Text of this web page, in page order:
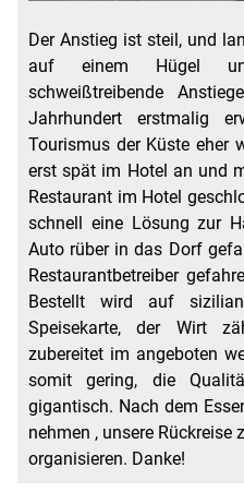
Der Anstieg ist steil, und
auf einem Hügel
schweißtreibende
Jahrhundert erstmalig
Tourismus der Küste eher
erst spät im Hotel an und
Restaurant im Hotel
schnell eine Lösung zur
Auto rüber in das Dorf
Restaurantbetreiber
Bestellt wird auf
Speisekarte, der Wirt
zubereitet im angeboten
somit gering, die
gigantisch. Nach dem
nehmen , unsere
organisieren. Danke!